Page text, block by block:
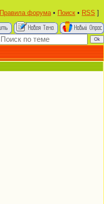
Правила форума• Поиск • RSS ]